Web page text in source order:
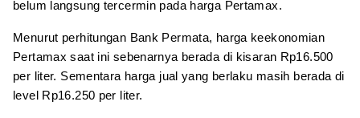
belum langsung tercermin pada harga Pertamax.
Menurut perhitungan Bank Permata, harga keekonomian
Pertamax saat ini sebenarnya berada di kisaran Rp16.500
per liter. Sementara harga jual yang berlaku masih berada di
level Rp16.250 per liter.